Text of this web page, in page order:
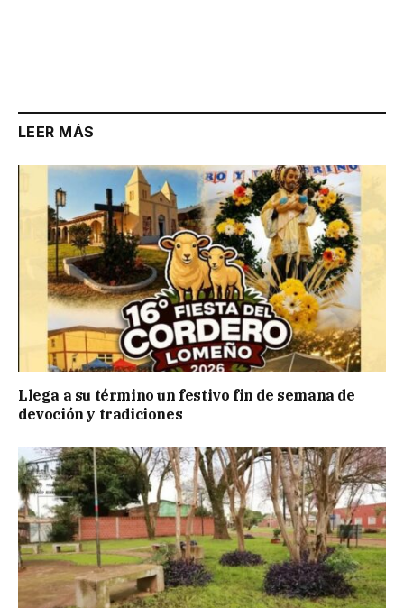
LEER MÁS
Llega a su término un festivo fin de semana de
devoción y tradiciones